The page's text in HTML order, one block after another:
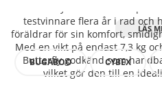
testvinnare flera år i rad och
föräldrar för sin komfort,
Med en vikt på endast 7,3 kg
Butterfly godkänd som
vilket gör den till en
BUGABOO CYBEX